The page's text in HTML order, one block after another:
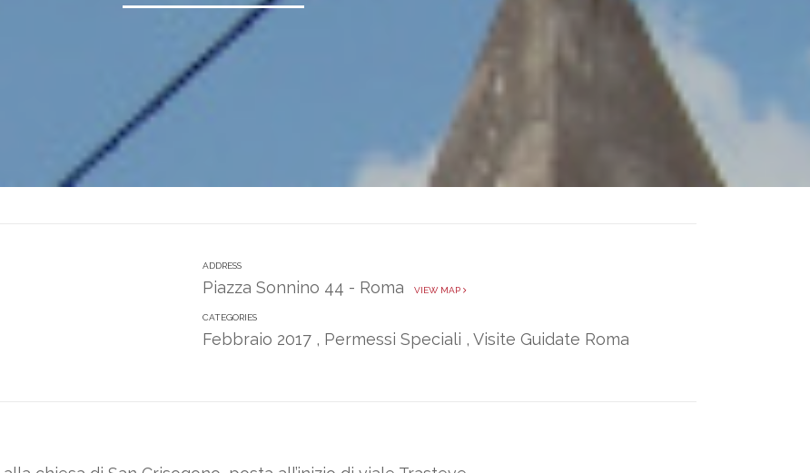
ADDRESS
Piazza Sonnino 44 - Roma VIEW MAP
CATEGORIES
Febbraio 2017 , Permessi Speciali ,Visite Guidate Roma